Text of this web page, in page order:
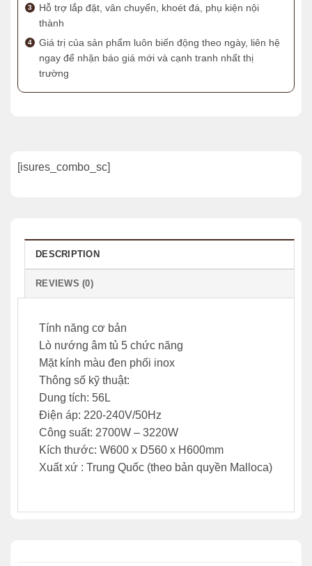
Hỗ trợ lắp đặt, vân chuyển, khoét đá, phụ kiện nội
thành
Giá trị của sản phẩm luôn biến động theo ngày, liên hệ
ngay để nhận báo giá mới và cạnh tranh nhất thị
trường
[isures_combo_sc]
DESCRIPTION
REVIEWS (0)
Tính năng cơ bản
Lò nướng âm tủ 5 chức năng
Mặt kính màu đen phối inox
Thông số kỹ thuật:
Dung tích: 56L
Điện áp: 220-240V/50Hz
Công suất: 2700W – 3220W
Kích thước: W600 x D560 x H600mm
Xuất xứ : Trung Quốc (theo bản quyền Malloca)